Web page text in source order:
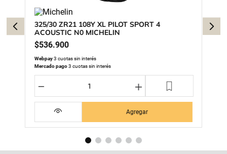
325/30 ZR21 108Y XL PILOT SPORT 4
ACOUSTIC N0 MICHELIN
$536.900
Webpay3 cuotas sin interés
Mercado pago3 cuotas sin interés
＋
－
Agregar